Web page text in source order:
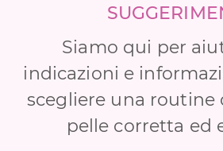
Siamo qui per
indicazioni e
scegliere una routine
pelle corretta ed